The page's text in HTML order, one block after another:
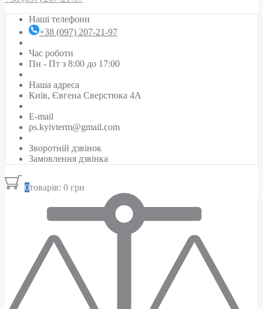
Наші телефони
+38 (097) 207-21-97
Час роботи
Пн - Пт з 8:00 до 17:00
Наша адреса
Київ, Євгена Сверстюка 4А
E-mail
ps.kyivterm@gmail.com
Зворотній дзвінок
Замовлення дзвінка
0товарів: 0 грн